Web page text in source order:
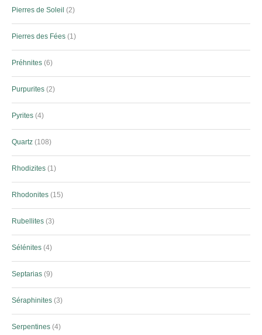
Pierres de Soleil 2
Pierres des Fées 1
Préhnites 6
Purpurites 2
Pyrites 4
Quartz 108
Rhodizites 1
Rhodonites 15
Rubellites 3
Sélénites 4
Septarias 9
Séraphinites 3
Serpentines 4